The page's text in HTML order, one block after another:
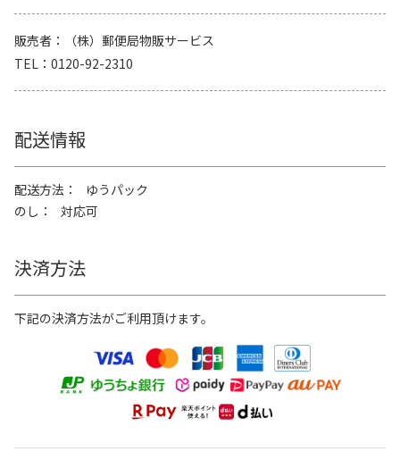
販売者
（株）郵便局物販サービス
TEL
0120-92-2310
配送情報
配送方法
ゆうパック
のし
対応可
決済方法
下記の決済方法がご利用頂けます。